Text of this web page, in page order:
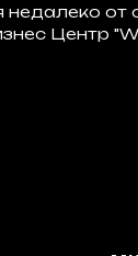
недалеко от
Центр